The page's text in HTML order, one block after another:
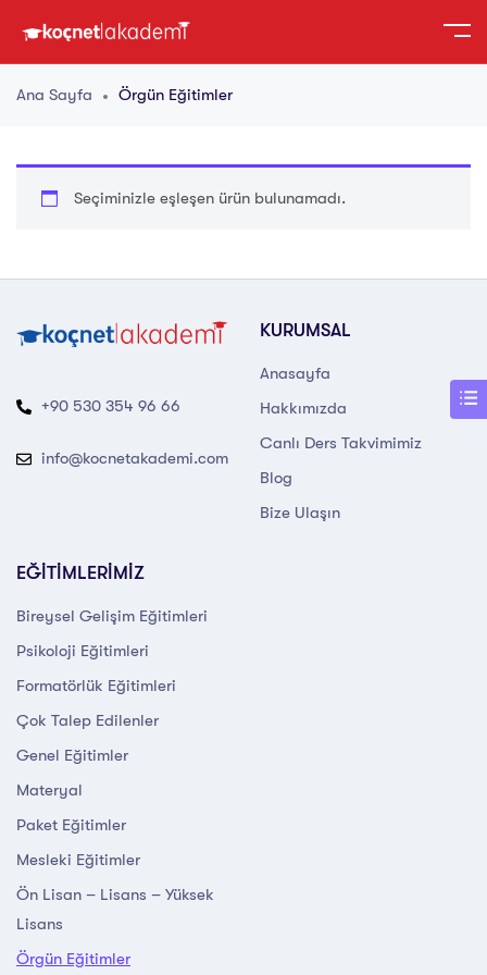
Ana Sayfa Örgün Eğitimler
Seçiminizle eşleşen ürün bulunamadı.
+90 530 354 96 66
info@kocnetakademi.com
KURUMSAL
Anasayfa
Hakkımızda
Canlı Ders Takvimimiz
Blog
Bize Ulaşın
EĞİTİMLERİMİZ
Bireysel Gelişim Eğitimleri
Psikoloji Eğitimleri
Formatörlük Eğitimleri
Çok Talep Edilenler
Genel Eğitimler
Materyal
Paket Eğitimler
Mesleki Eğitimler
Ön Lisan – Lisans – Yüksek
Lisans
Örgün Eğitimler